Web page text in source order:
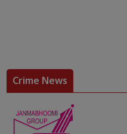
Crime News